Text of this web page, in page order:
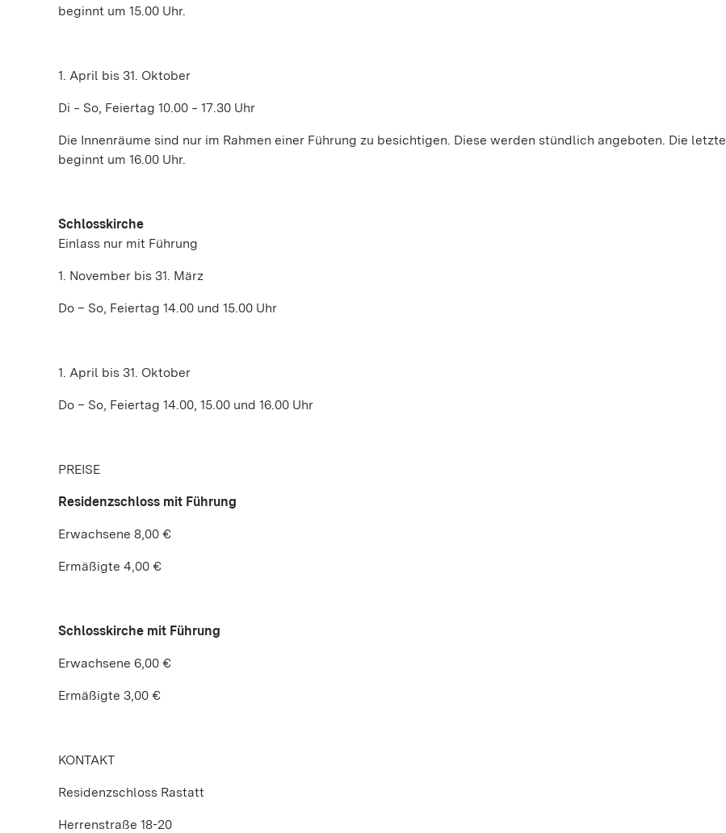
beginnt um 15.00 Uhr.
1. April bis 31. Oktober
Di ‒ So, Feiertag 10.00 ‒ 17.30 Uhr
Die Innenräume sind nur im Rahmen einer Führung zu besichtigen. Diese werden stündlich angeboten. Die
beginnt um 16.00 Uhr.
Schlosskirche
Einlass nur mit Führung
1. November bis 31. März
Do – So, Feiertag 14.00 und 15.00 Uhr
1. April bis 31. Oktober
Do – So, Feiertag 14.00, 15.00 und 16.00 Uhr
PREISE
Residenzschloss mit Führung
Erwachsene 8,00 €
Ermäßigte 4,00 €
Schlosskirche mit Führung
Erwachsene 6,00 €
Ermäßigte 3,00 €
KONTAKT
Residenzschloss Rastatt
Herrenstraße 18-20